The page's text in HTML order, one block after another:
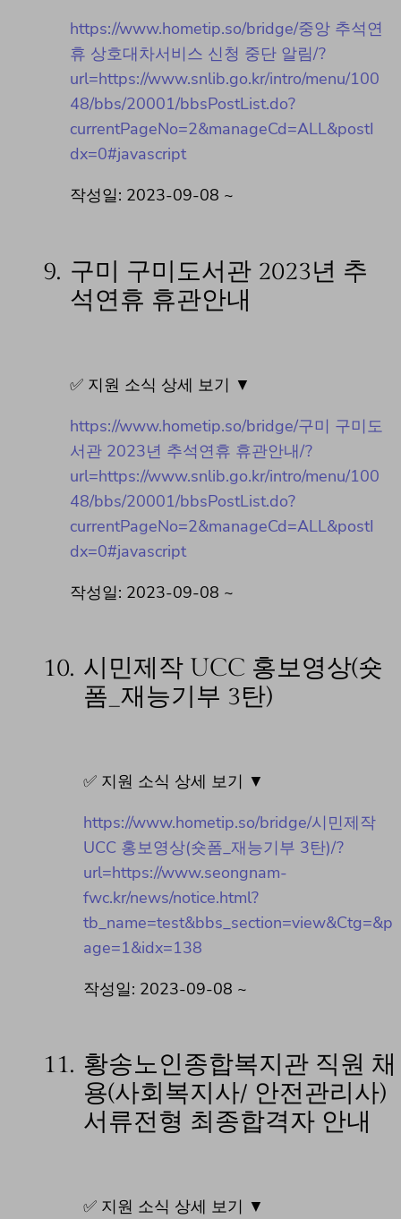
https://www.hometip.so/bridge/중앙 추석연
휴 상호대차서비스 신청 중단 알림/?
url=https://www.snlib.go.kr/intro/menu/100
48/bbs/20001/bbsPostList.do?
currentPageNo=2&manageCd=ALL&postI
dx=0#javascript
작성일: 2023-09-08 ~
9. 구미 구미도서관 2023년 추
석연휴 휴관안내
✅ 지원 소식 상세 보기 ▼
https://www.hometip.so/bridge/구미 구미도
서관 2023년 추석연휴 휴관안내/?
url=https://www.snlib.go.kr/intro/menu/100
48/bbs/20001/bbsPostList.do?
currentPageNo=2&manageCd=ALL&postI
dx=0#javascript
작성일: 2023-09-08 ~
10. 시민제작 UCC 홍보영상(숏
폼_재능기부 3탄)
✅ 지원 소식 상세 보기 ▼
https://www.hometip.so/bridge/시민제작
UCC 홍보영상(숏폼_재능기부 3탄)/?
url=https://www.seongnam-
fwc.kr/news/notice.html?
tb_name=test&bbs_section=view&Ctg=&p
age=1&idx=138
작성일: 2023-09-08 ~
11. 황송노인종합복지관 직원 채
용(사회복지사/ 안전관리사)
서류전형 최종합격자 안내
✅ 지원 소식 상세 보기 ▼